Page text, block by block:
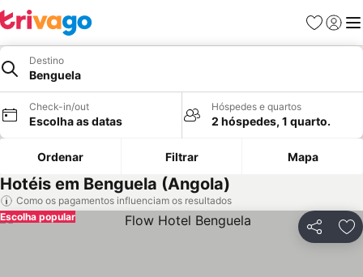
Favoritos
Iniciar
Destino
Benguela
Check-in/out
Escolha as datas
Hóspedes e quartos
2 hóspedes, 1 quarto.
Ordenar Filtrar Mapa
Hotéis em Benguela (Angola)
Como os pagamentos influenciam os resultados
Partilhar
Escolha popular